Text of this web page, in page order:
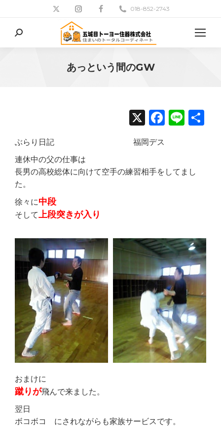
018-852-2743
検
索:
あっという間のGW
X Line
ぶらり日記 福岡デス
連休中の父の仕事は
長男の高校総体に向けて空手の練習相手をしてまし
た。
徐々に中段
そして 上段突きが入り
おまけに
蹴りが飛んで来ました。
翌日
ボコボコ にされながらも家族サービスです。